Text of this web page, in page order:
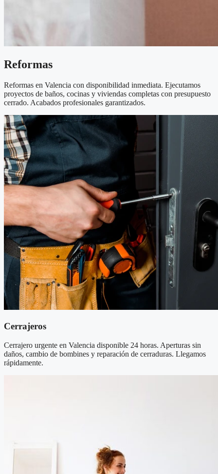
Reformas
Reformas en Valencia con disponibilidad inmediata. Ejecutamos
proyectos de baños, cocinas y viviendas completas con presupuesto
cerrado. Acabados profesionales garantizados.
Cerrajeros
Cerrajero urgente en Valencia disponible 24 horas. Aperturas sin
daños, cambio de bombines y reparación de cerraduras. Llegamos
rápidamente.